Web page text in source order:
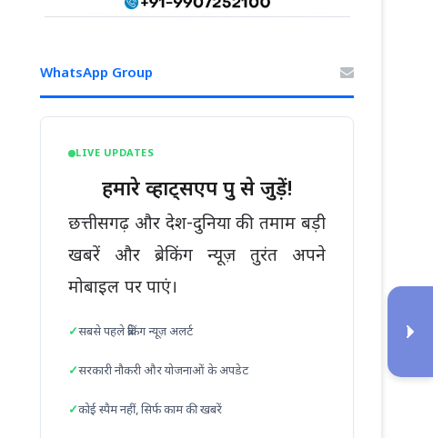
WhatsApp Group
LIVE UPDATES
हमारे व्हाट्सएप ग्रुप से जुड़ें!
छत्तीसगढ़ और देश-दुनिया की तमाम बड़ी
खबरें और ब्रेकिंग न्यूज़ तुरंत अपने
मोबाइल पर पाएं।
सबसे पहले ब्रेकिंग न्यूज़ अलर्ट
सरकारी नौकरी और योजनाओं के अपडेट
कोई स्पैम नहीं, सिर्फ काम की खबरें